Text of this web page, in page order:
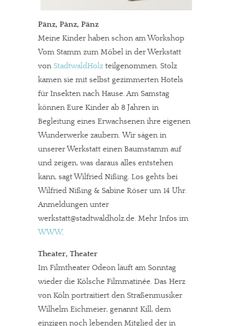
Pänz, Pänz, Pänz
Meine Kinder haben schon am Workshop
Vom Stamm zum Möbel in der Werkstatt
von StadtwaldHolz teilgenommen. Stolz
kamen sie mit selbst gezimmerten Hotels
für Insekten nach Hause. Am Samstag
können Eure Kinder ab 8 Jahren in
Begleitung eines Erwachsenen ihre eigenen
Wunderwerke zaubern. Wir sägen in
unserer Werkstatt einen Baumstamm auf
und zeigen, was daraus alles entstehen
kann, sagt Wilfried Nißing. Los gehts bei
Wilfried Nißing & Sabine Röser um 14 Uhr.
Anmeldungen unter
werkstatt@stadtwaldholz.de. Mehr Infos im
WWW.
Theater, Theater
Im Filmtheater Odeon läuft am Sonntag
wieder die Kölsche Filmmatinée. Das Herz
von Köln portraitiert den Straßenmusiker
Wilhelm Eichmeier, genannt Kill, dem
einzigen noch lebenden Mitglied der in